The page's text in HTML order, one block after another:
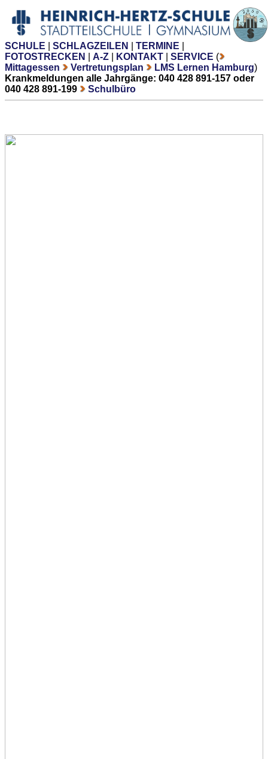
SCHULE SCHLAGZEILEN TERMINE
FOTOSTRECKEN
A-Z KONTAKT SERVICE (
Mittagessen
Vertretungsplan LMS Lernen Hamburg)
Krankmeldungen alle Jahrgänge: 040 428 891-157 oder
040 428 891-199
Schulbüro